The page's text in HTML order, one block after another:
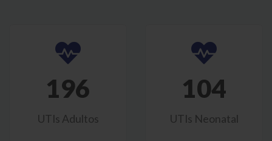
196
UTIs Adultos
104
UTIs Neonatal